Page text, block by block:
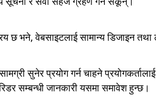
भने, वेबसाइटलाई सामान्य डिजाइन
सामग्री सुनेर प्रयोग गर्न चाहने
सम्बन्धी जानकारी यसमा समावेश हुन्छ।